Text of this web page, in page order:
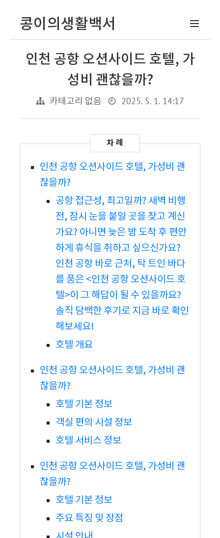
콩이의생활백서
인천 공항 오션사이드 호텔, 가
성비 괜찮을까?
카테고리 없음 2025. 5. 1. 14:17
인천 공항 오션사이드 호텔, 가성비 괜
찮을까?
공항 접근성, 최고일까? 새벽 비행
전, 잠시 눈을 붙일 곳을 찾고 계신
가요? 아니면 늦은 밤 도착 후 편안
하게 휴식을 취하고 싶으신가요?
인천 공항 바로 근처, 탁 트인 바다
를 품은 <인천 공항 오션사이드 호
텔>이 그 해답이 될 수 있을까요?
솔직 담백한 후기로 지금 바로 확인
해보세요!
호텔 개요
인천 공항 오션사이드 호텔, 가성비 괜
찮을까?
호텔 기본 정보
객실 편의 시설 정보
호텔 서비스 정보
인천 공항 오션사이드 호텔, 가성비 괜
찮을까?
호텔 기본 정보
주요 특징 및 장점